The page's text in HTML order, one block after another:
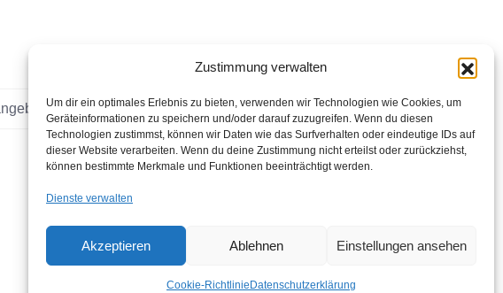
Zustimmung verwalten
Um dir ein optimales Erlebnis zu bieten, verwenden wir Technologien wie Cookies, um
Geräteinformationen zu speichern und/oder darauf zuzugreifen. Wenn du diesen
Technologien zustimmst, können wir Daten wie das Surfverhalten oder eindeutige IDs auf
dieser Website verarbeiten. Wenn du deine Zustimmung nicht erteilst oder zurückziehst,
können bestimmte Merkmale und Funktionen beeinträchtigt werden.
Dienste verwalten
Akzeptieren Ablehnen Einstellungen ansehen
Cookie-Richtlinie Datenschutzerklärung
einholen!